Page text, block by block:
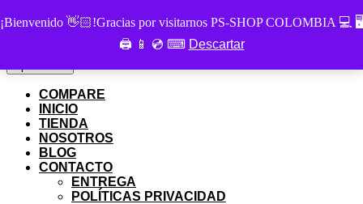
¡Bienvenido 👋🏻!Gracias por visitarnos PS-SHOP COLOMBIA 💻 🖥
🖨 📱 💿 ⌨ Descartar
Skip
to
content
PS SHOP COLOMBIA
Buscar
Account
item
Menu
COMPARE
INICIO
TIENDA
NOSOTROS
BLOG
CONTACTO
ENTREGA
POLÍTICAS PRIVACIDAD